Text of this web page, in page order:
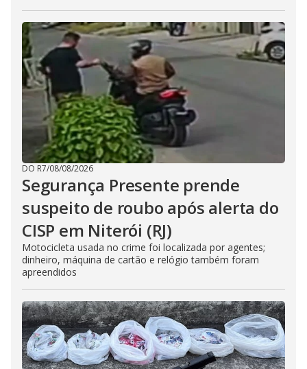
DO R7/08/08/2026
Segurança Presente prende
suspeito de roubo após alerta do
CISP em Niterói (RJ)
Motocicleta usada no crime foi localizada por agentes;
dinheiro, máquina de cartão e relógio também foram
apreendidos